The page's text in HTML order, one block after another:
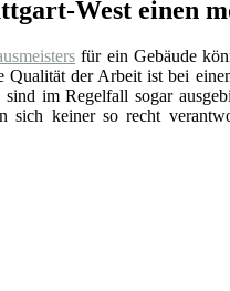
West einen
für ein Gebäude
Qualität der Arbeit ist bei
sind im Regelfall sogar
keiner so recht